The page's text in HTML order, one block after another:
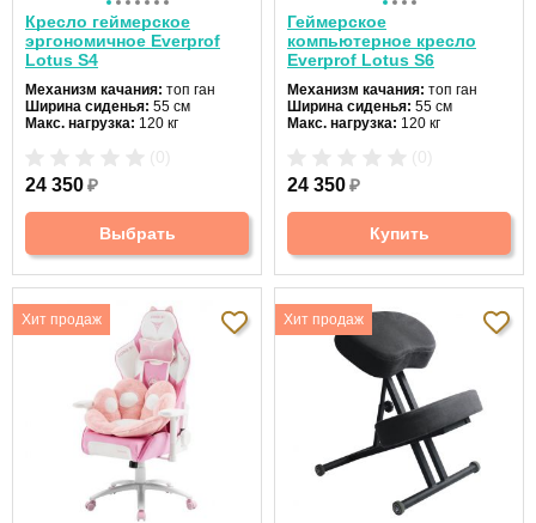
Кресло геймерское
эргономичное Everprof
Lotus S4
Механизм качания: топ ган
Ширина сиденья: 55 см
Макс. нагрузка: 120 кг
Регулировка высоты:
Крестовина:
24 350₽
Выбрать
Геймерское
компьютерное кресло
Everprof Lotus S6
Механизм качания: топ ган
Ширина сиденья: 55 см
Макс. нагрузка: 120 кг
Регулировка высоты:
Крестовина:
24 350₽
Купить
Хит продаж Хит продаж